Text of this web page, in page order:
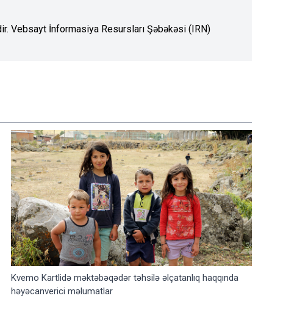
Vebsayt İnformasiya Resursları Şəbəkəsi (IRN)
Kvemo Kartlidə məktəbəqədər təhsilə əlçatanlıq haqqında
həyəcanverici məlumatlar